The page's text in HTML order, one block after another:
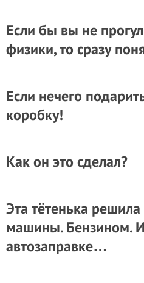
Если бы вы не
физики, то сразу
Если нечего
коробку!
Как он это сделал?
Эта тётенька
машины. Бензином.
автозаправке…